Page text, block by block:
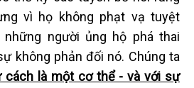
vì họ không phạt vạ tuyệt
người ủng hộ phá thai
không phản đối nó. Chúng ta
cách là một cơ thể - và với sự